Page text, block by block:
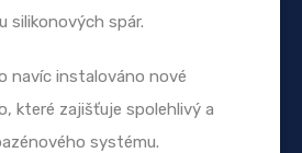
silikonových spár.
navíc instalováno nové
které zajišťuje spolehlivý a
systému.